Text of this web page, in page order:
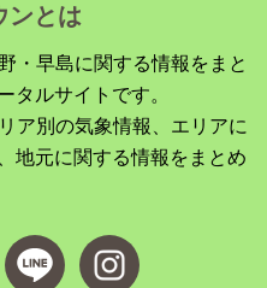
ンとは
・早島に関する情報をまと
タルサイトです。
ア別の気象情報、エリアに
地元に関する情報をまとめ